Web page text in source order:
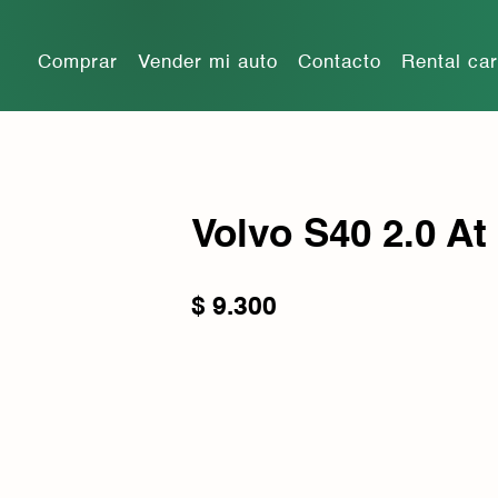
Comprar Vender mi auto Contacto Rental car
Volvo S40 2.0 At
$ 9.300